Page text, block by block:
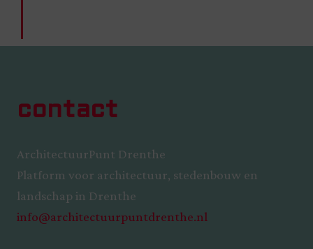
contact
ArchitectuurPunt Drenthe
Platform voor architectuur, stedenbouw en
landschap in Drenthe
info@architectuurpuntdrenthe.nl